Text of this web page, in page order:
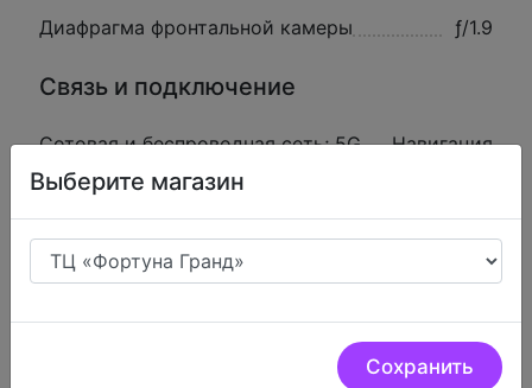
Выберите магазин
Сохранить
Диафрагма фронтальной камеры ƒ/1.9
Связь и подключение
Сотовая и беспроводная сеть; 5G
(sub‑6 GHz); Wi‑Fi 6 (802.11ax);
Bluetooth 5.3
Навигация
GPS; ГЛОНАСС; Galileo; QZSS; BeiDou Разъём